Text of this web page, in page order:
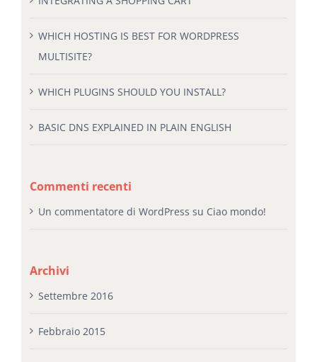
Commenti recenti
Archivi